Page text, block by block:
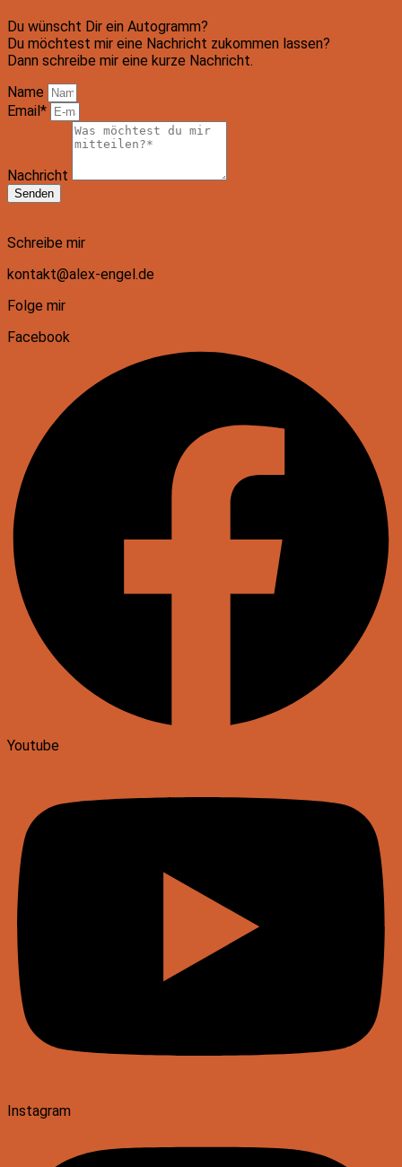
Du wünscht Dir ein Autogramm?
Du möchtest mir eine Nachricht zukommen lassen?
Dann schreibe mir eine kurze Nachricht.
Name
Email*
Nachricht
Senden
Schreibe mir
kontakt@alex-engel.de
Folge mir
Facebook
Youtube
Instagram